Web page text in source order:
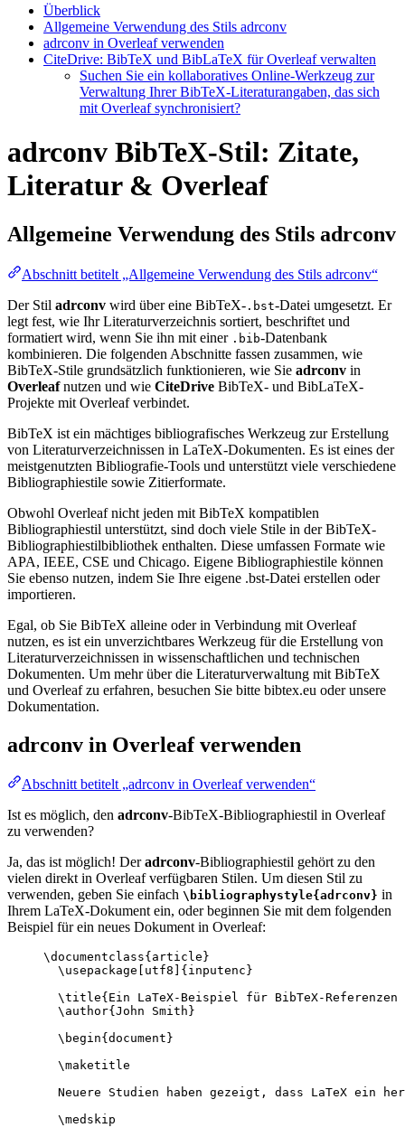
Überblick
Allgemeine Verwendung des Stils adrconv
adrconv in Overleaf verwenden
CiteDrive: BibTeX und BibLaTeX für Overleaf verwalten
Suchen Sie ein kollaboratives Online-Werkzeug zur
Verwaltung Ihrer BibTeX-Literaturangaben, das sich
mit Overleaf synchronisiert?
adrconv BibTeX-Stil: Zitate,
Literatur & Overleaf
Allgemeine Verwendung des Stils adrconv
Abschnitt betitelt „Allgemeine Verwendung des Stils adrconv“
Der Stil adrconv wird über eine BibTeX- .bst-Datei umgesetzt. Er
legt fest, wie Ihr Literaturverzeichnis sortiert, beschriftet und
formatiert wird, wenn Sie ihn mit einer .bib-Datenbank
kombinieren. Die folgenden Abschnitte fassen zusammen, wie
BibTeX-Stile grundsätzlich funktionieren, wie Sie adrconv in
Overleafnutzen und wie CiteDrive BibTeX- und BibLaTeX-
Projekte mit Overleaf verbindet.
BibTeX ist ein mächtiges bibliografisches Werkzeug zur Erstellung
von Literaturverzeichnissen in LaTeX-Dokumenten. Es ist eines der
meistgenutzten Bibliografie-Tools und unterstützt viele verschiedene
Bibliographiestile sowie Zitierformate.
Obwohl Overleaf nicht jeden mit BibTeX kompatiblen
Bibliographiestil unterstützt, sind doch viele Stile in der BibTeX-
Bibliographiestilbibliothek enthalten. Diese umfassen Formate wie
APA, IEEE, CSE und Chicago. Eigene Bibliographiestile können
Sie ebenso nutzen, indem Sie Ihre eigene .bst-Datei erstellen oder
importieren.
Egal, ob Sie BibTeX alleine oder in Verbindung mit Overleaf
nutzen, es ist ein unverzichtbares Werkzeug für die Erstellung von
Literaturverzeichnissen in wissenschaftlichen und technischen
Dokumenten. Um mehr über die Literaturverwaltung mit BibTeX
und Overleaf zu erfahren, besuchen Sie bitte bibtex.eu oder unsere
Dokumentation.
adrconv in Overleaf verwenden
Abschnitt betitelt „adrconv in Overleaf verwenden“
Ist es möglich, den adrconv-BibTeX-Bibliographiestil in Overleaf
zu verwenden?
Ja, das ist möglich! Deradrconv-Bibliographiestil gehört zu den
vielen direkt in Overleaf verfügbaren Stilen. Um diesen Stil zu
verwenden, geben Sie einfach \bibliographystyle{adrconv} in
Ihrem LaTeX-Dokument ein, oder beginnen Sie mit dem folgenden
Beispiel für ein neues Dokument in Overleaf:
\documentclass{ article }
\usepackage
utf8 ]{ inputenc }
\title{Ein LaTeX-Beispiel für BibTeX-
\author{John Smith}
\begin{ document }
\maketitle
Neuere Studien haben gezeigt, dass LaTeX ein
\medskip